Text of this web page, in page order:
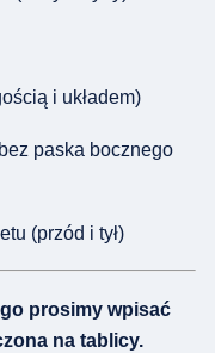
i układem)
paska bocznego
(przód i tył)
prosimy wpisać
na tablicy.